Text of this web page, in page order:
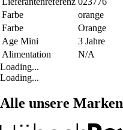
Farbe
orange
Farbe
Orange
Age Mini
3 Jahre
Alimentation
N/A
Loading...
Loading...
Alle unsere Marken